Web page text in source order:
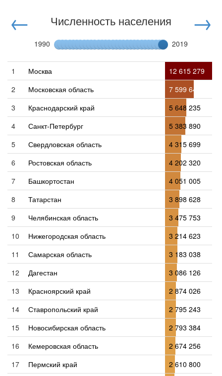
← Численность населения →
1990 2019
1 Москва
12 615 279
2
Московская область
7 599 647
3
Краснодарский край
5 648 235
4
Санкт-Петербург
5 383 890
5
Свердловская область
4 315 699
6
Ростовская область
4 202 320
7
Башкортостан
4 051 005
8
Татарстан
3 898 628
9
Челябинская область
3 475 753
10
Нижегородская область
3 214 623
11
Самарская область
3 183 038
12
Дагестан
3 086 126
13
Красноярский край
2 874 026
14
Ставропольский край
2 795 243
15
Новосибирская область
2 793 384
16
Кемеровская область
2 674 256
17
Пермский край 2 610 800